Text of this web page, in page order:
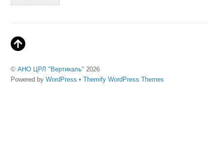
©АНО ЦРЛ "Вертикаль" 2026
Powered byWordPress •Themify WordPress Themes